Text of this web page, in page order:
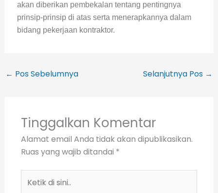
akan diberikan pembekalan tentang pentingnya
prinsip-prinsip di atas serta menerapkannya dalam
bidang pekerjaan kontraktor.
← Pos Sebelumnya Selanjutnya Pos →
Tinggalkan Komentar
Alamat email Anda tidak akan dipublikasikan.
Ruas yang wajib ditandai *